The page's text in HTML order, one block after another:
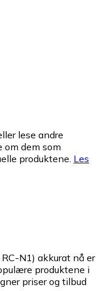
lese andre
om dem som
produktene. Les
N1) akkurat nå er
produktene i
priser og tilbud